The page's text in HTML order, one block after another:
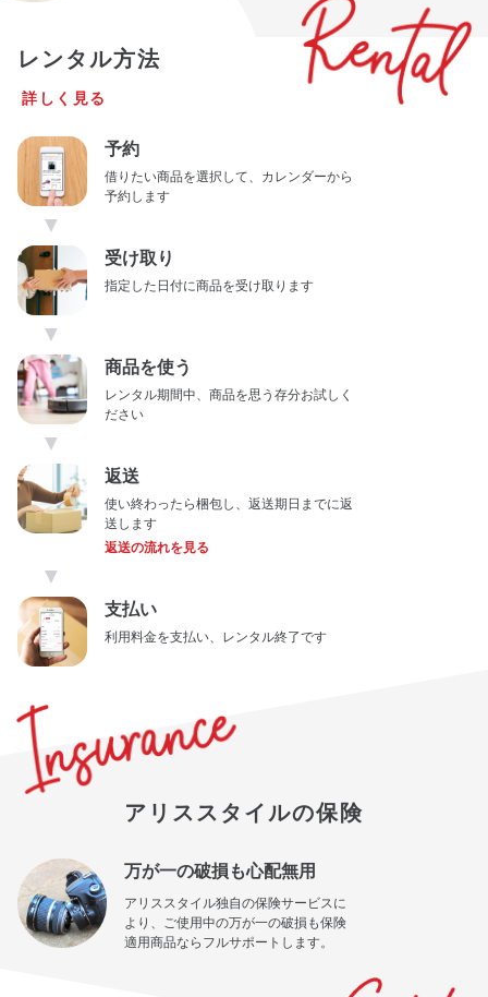
レンタル方法
詳しく見る
予約
借りたい商品を選択して、カレンダーから
予約します
▼
受け取り
指定した日付に商品を受け取ります
▼
商品を使う
レンタル期間中、商品を思う存分お試しく
ださい
▼
返送
使い終わったら梱包し、返送期日までに返
送します
返送の流れを見る
▼
支払い
利用料金を支払い、レンタル終了です
アリススタイルの保険
万が一の破損も心配無用
アリススタイル独自の保険サービスに
より、ご使用中の万が一の破損も保険
適用商品ならフルサポートします。